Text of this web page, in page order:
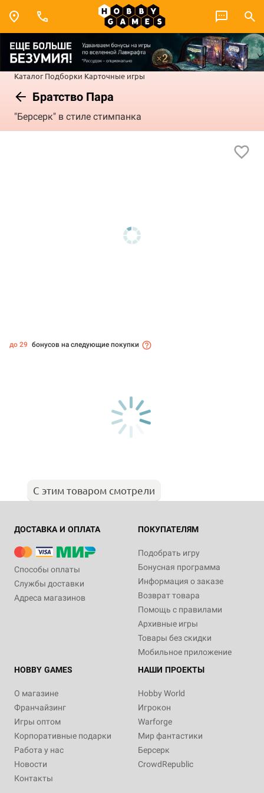
Каталог Подборки Карточные игры
Братство Пара
"Берсерк" в стиле стимпанка
до 29 бонусов на следующие покупки
С этим товаром смотрели
ДОСТАВКА И ОПЛАТА
Способы оплаты
Службы доставки
Адреса магазинов
ПОКУПАТЕЛЯМ
Подобрать игру
Бонусная программа
Информация о заказе
Возврат товара
Помощь с правилами
Архивные игры
Товары без скидки
Мобильное приложение
HOBBY GAMES
О магазине
Франчайзинг
Игры оптом
Корпоративные подарки
Работа у нас
Новости
Контакты
НАШИ ПРОЕКТЫ
Hobby World
Игрокон
Warforge
Мир фантастики
Берсерк
CrowdRepublic